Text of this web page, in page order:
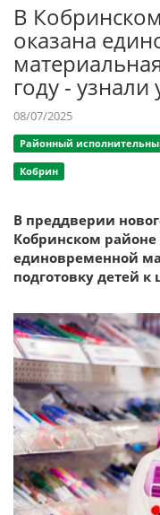
В
оказана
году - узнали
08/07/2025
Районный
Кобрин
В преддверии
Кобринском районе
единовременной
подготовку детей к